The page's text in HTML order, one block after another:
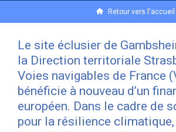
Retour vers l'accueil
Le site éclusier de
la Direction territoriale
Voies navigables de France
bénéficie à nouveau d’un
européen. Dans le cadre de
pour la résilience